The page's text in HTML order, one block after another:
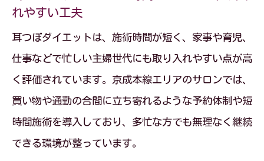
耳つぼダイエットでリバウンドしにくい
体質を目指す
れやすい工夫
耳つぼダイエットは、施術時間が短く、家事や育児、
仕事などで忙しい主婦世代にも取り入れやすい点が高
く評価されています。京成本線エリアのサロンでは、
買い物や通勤の合間に立ち寄れるような予約体制や短
時間施術を導入しており、多忙な方でも無理なく継続
できる環境が整っています。